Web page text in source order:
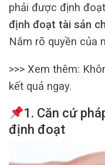
phải được định
định đoạt tài sản
Nắm rõ quyền của
>>> Xem thêm:
kết quả ngay.
1. Căn cứ
định đoạt